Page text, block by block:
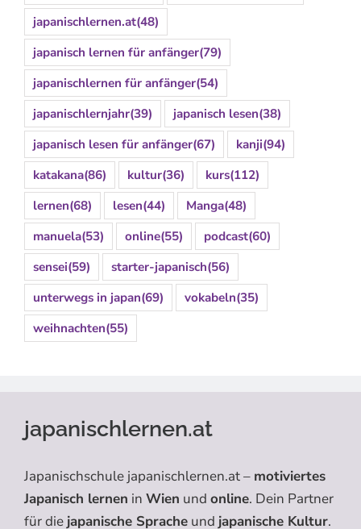
japanischlernen.at(48)
japanisch lernen für anfänger(79)
japanischlernen für anfänger(54)
japanischlernjahr(39) japanisch lesen(38)
japanisch lesen für anfänger(67) kanji(94)
katakana(86) kultur(36) kurs(112)
lernen(68) lesen(44) Manga(48)
manuela(53) online(55) podcast(60)
sensei(59) starter-japanisch(56)
unterwegs in japan(69) vokabeln(35)
weihnachten(55)
japanischlernen.at
Japanischschule japanischlernen.at – motiviertes
Japanisch lernen in Wien und online. Dein Partner
für die japanische Sprache und japanische Kultur.